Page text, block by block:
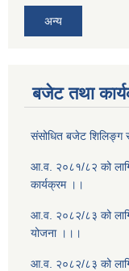
अन्य
बजेट तथा
संसोधित बजेट शिलिङ्ग
आ.व. २०८१/८२ को लागि
कार्यक्रम ।।
आ.व. २०८२/८३ को लागि
योजना ।।।
आ.व. २०८२/८३ को लागि